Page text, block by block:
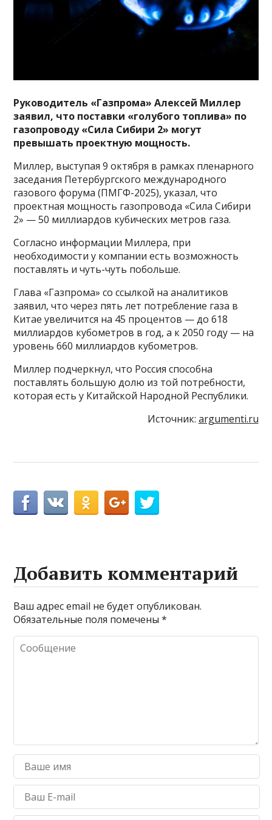
Руководитель «Газпрома» Алексей Миллер
заявил, что поставки «голубого топлива» по
газопроводу «Сила Сибири 2» могут
превышать проектную мощность.
Миллер, выступая 9 октября в рамках пленарного
заседания Петербургского международного
газового форума (ПМГФ-2025), указал, что
проектная мощность газопровода «Сила Сибири
2» — 50 миллиардов кубических метров газа.
Согласно информации Миллера, при
необходимости у компании есть возможность
поставлять и чуть-чуть побольше.
Глава «Газпрома» со ссылкой на аналитиков
заявил, что через пять лет потребление газа в
Китае увеличится на 45 процентов — до 618
миллиардов кубометров в год, а к 2050 году — на
уровень 660 миллиардов кубометров.
Миллер подчеркнул, что Россия способна
поставлять большую долю из той потребности,
которая есть у Китайской Народной Республики.
Источник: argumenti.ru
Добавить комментарий
Ваш адрес email не будет опубликован.
Обязательные поля помечены*